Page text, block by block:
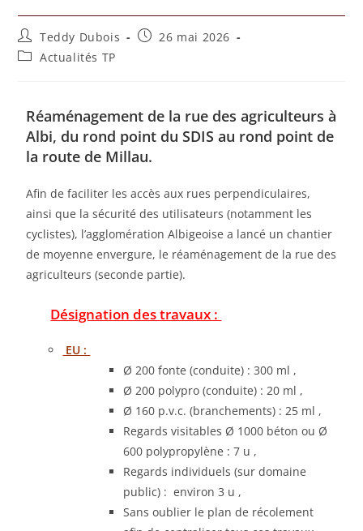
Teddy Dubois
26 mai 2026
Actualités TP
Réaménagement de la rue des agriculteurs à
Albi, du rond point du SDIS au rond point de
la route de Millau.
Afin de faciliter les accès aux rues perpendiculaires,
ainsi que la sécurité des utilisateurs (notamment les
cyclistes), l’agglomération Albigeoise a lancé un chantier
de moyenne envergure, le réaménagement de la rue des
agriculteurs (seconde partie).
Désignation des travaux :
EU :
Ø 200 fonte (conduite) : 300 ml ,
Ø 200 polypro (conduite) : 20 ml ,
Ø 160 p.v.c. (branchements) : 25 ml ,
Regards visitables Ø 1000 béton ou Ø
600 polypropylène : 7 u ,
Regards individuels (sur domaine
public) : environ 3 u ,
Sans oublier le plan de récolement